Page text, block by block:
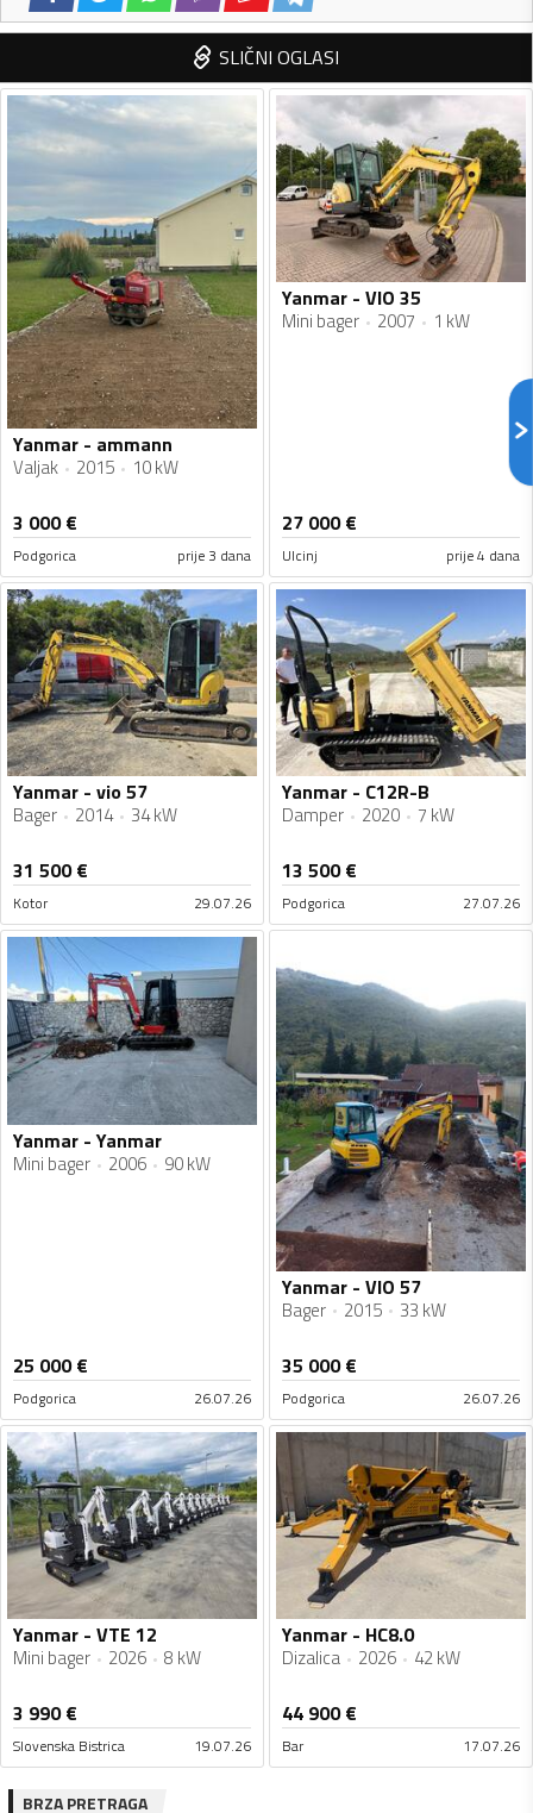
SLIČNI OGLASI
Yanmar - ammann
Valjak 2015 10 kW
3 000€
Podgorica prije 3 dana
Yanmar - VIO 35
Mini bager 2007 1 kW
27 000€
Ulcinj prije 4 dana
Yanmar - vio 57
Bager 2014 34 kW
31 500€
Kotor 29.07.26
Yanmar - C12R-B
Damper 2020 7 kW
13 500€
Podgorica 27.07.26
Yanmar - Yanmar
Mini bager 2006 90 kW
25 000€
Podgorica 26.07.26
Yanmar - VIO 57
Bager 2015 33 kW
35 000€
Podgorica 26.07.26
Yanmar - VTE 12
Mini bager 2026 8 kW
3 990€
Slovenska Bistrica 19.07.26
Yanmar - HC8.0
Dizalica 2026 42 kW
44 900€
Bar 17.07.26
BRZA PRETRAGA